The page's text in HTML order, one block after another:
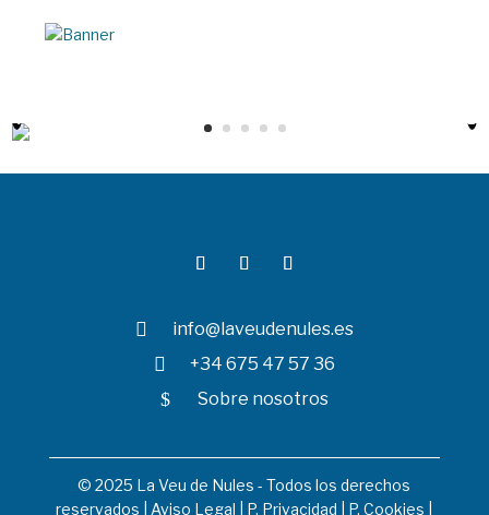
 info@laveudenules.es
 +34 675 47 57 36
$ Sobre nosotros
© 2025 La Veu de Nules - Todos los derechos
reservados | Aviso Legal P. Privacidad P. Cookies